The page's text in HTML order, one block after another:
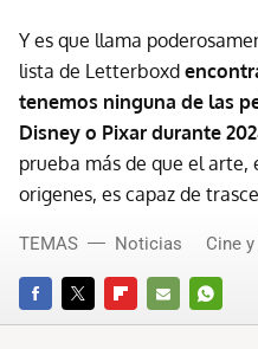
Y es que llama
lista de Letterboxd
tenemos ninguna de las
Disney o Pixar durante
prueba más de que el arte,
origenes, es capaz de
FACEBOOKTWITTERFLIPBOARD
E-
TEMAS Noticias Cine